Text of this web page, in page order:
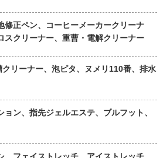
修正ペン、コーヒーメーカークリーナ
スクリーナー、重曹・電解クリーナー
リーナー、泡ピタ、ヌメリ110番、排水
ン、指先ジェルエステ、ブルフット、
フェイストレッチ、アイストレッチ、